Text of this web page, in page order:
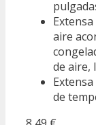
aire
de aire,
de